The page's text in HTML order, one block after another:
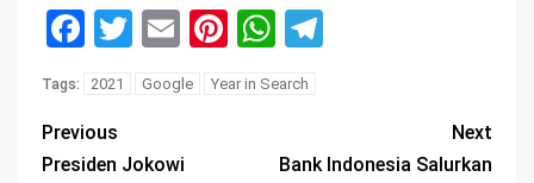
Facebook
Twitter
EmailPinterest
WhatsApp
Tags: 2021 Google Year in Search
Previous
Presiden Jokowi
Next
Bank Indonesia Salurkan